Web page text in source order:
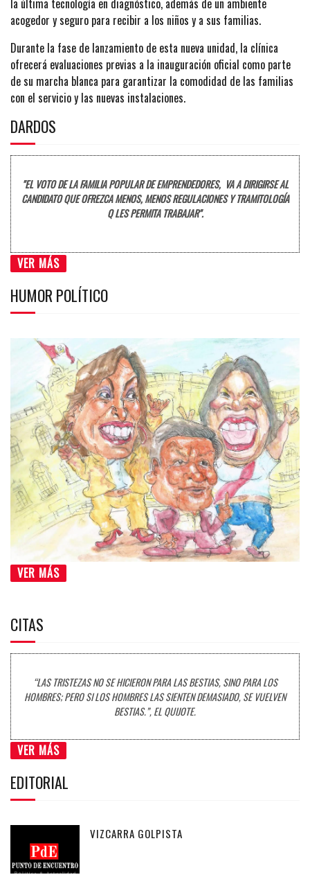
acogedor y seguro para recibir a los niños y a sus familias.
Durante la fase de lanzamiento de esta nueva unidad, la clínica
ofrecerá evaluaciones previas a la inauguración oficial como parte
de su marcha blanca para garantizar la comodidad de las familias
con el servicio y las nuevas instalaciones.
DARDOS
"EL VOTO DE LA FAMILIA POPULAR DE EMPRENDEDORES, VA A DIRIGIRSE AL
CANDIDATO QUE OFREZCA MENOS, MENOS REGULACIONES Y TRAMITOLOGÍA
Q LES PERMITA TRABAJAR".
VER MÁS
HUMOR POLÍTICO
VER MÁS
CITAS
“LAS TRISTEZAS NO SE HICIERON PARA LAS BESTIAS, SINO PARA LOS
HOMBRES; PERO SI LOS HOMBRES LAS SIENTEN DEMASIADO, SE VUELVEN
BESTIAS.”, EL QUIJOTE.
VER MÁS
EDITORIAL
VIZCARRA GOLPISTA